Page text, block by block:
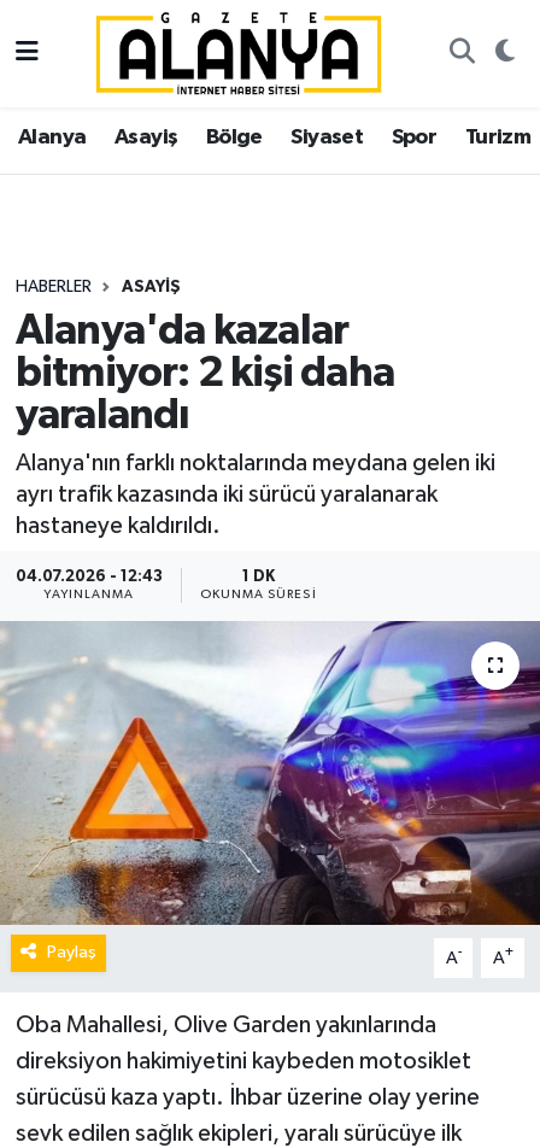
Alanya Asayiş Bölge Siyaset Spor Turizm
HABERLER ASAYIŞ
Alanya'da kazalar
bitmiyor: 2 kişi daha
yaralandı
Alanya'nın farklı noktalarında meydana gelen iki
ayrı trafik kazasında iki sürücü yaralanarak
hastaneye kaldırıldı.
04.07.2026 - 12:43
YAYINLANMA
1 DK
OKUNMA SÜRESI
Paylaş A- A+
Oba Mahallesi, Olive Garden yakınlarında
direksiyon hakimiyetini kaybeden motosiklet
sürücüsü kaza yaptı. İhbar üzerine olay yerine
sevk edilen sağlık ekipleri, yaralı sürücüye ilk
Alanya
Asayiş
Siyaset
Spor
Turizm
Ekonomi
Gazipaşa
İstanbul Nöbetçi Eczaneler
İstanbul Hava Durumu
Süper Lig Puan Durumu ve Fikstür
Tüm Manşetler
Son Dakika Haberleri
Haber Arşivi